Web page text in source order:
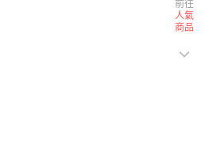
前往
人氣
商品